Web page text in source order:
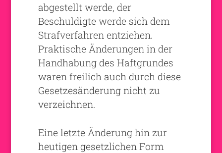
abgestellt werde, der
Beschuldigte werde sich dem
Strafverfahren entziehen.
Praktische Änderungen in der
Handhabung des Haftgrundes
waren freilich auch durch diese
Gesetzesänderung nicht zu
verzeichnen.
Eine letzte Änderung hin zur
heutigen gesetzlichen Form